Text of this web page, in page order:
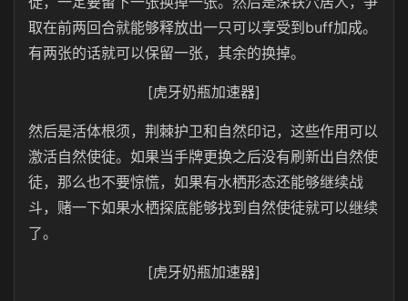
取在前两回合就能够释放出一只可以享受到buff加成。
有两张的话就可以保留一张，其余的换掉。
[虎牙奶瓶加速器]
然后是活体根须，荆棘护卫和自然印记，这些作用可以
激活自然使徒。如果当手牌更换之后没有刷新出自然使
徒，那么也不要惊慌，如果有水栖形态还能够继续战
斗，赌一下如果水栖探底能够找到自然使徒就可以继续
了。
[虎牙奶瓶加速器]